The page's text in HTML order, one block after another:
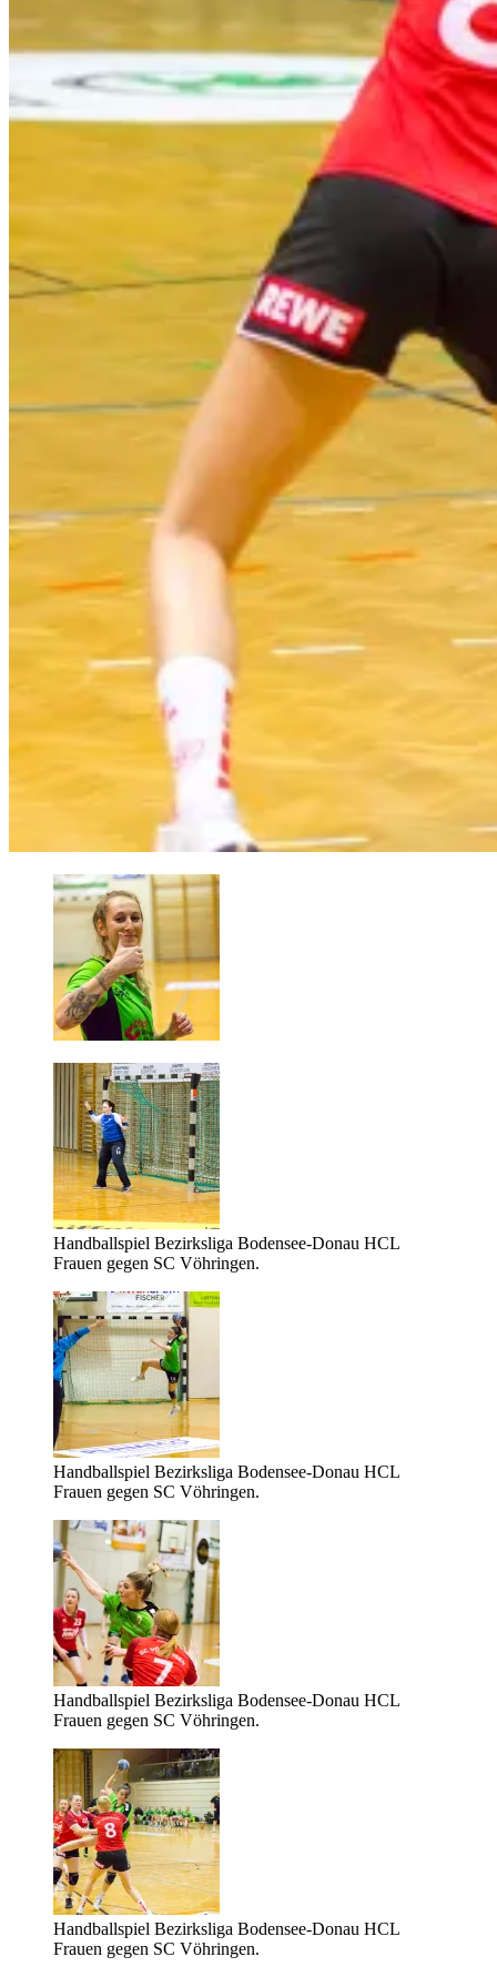
Handballspiel Bezirksliga Bodensee-Donau HCL
Frauen gegen SC Vöhringen.
Handballspiel Bezirksliga Bodensee-Donau HCL
Frauen gegen SC Vöhringen.
Handballspiel Bezirksliga Bodensee-Donau HCL
Frauen gegen SC Vöhringen.
Handballspiel Bezirksliga Bodensee-Donau HCL
Frauen gegen SC Vöhringen.